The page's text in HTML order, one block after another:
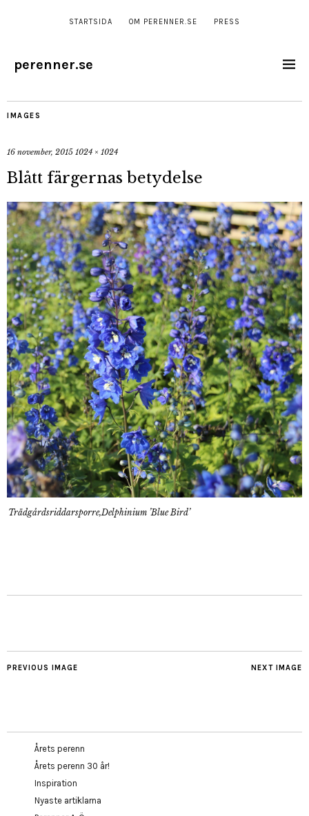
STARTSIDA OM PERENNER.SE PRESS
perenner.se
IMAGES
16 november, 2015 1024 × 1024
Blått färgernas betydelse
Trädgårdsriddarsporre,Delphinium ’Blue Bird’
NEXT IMAGE
PREVIOUS IMAGE
Årets perenn
Årets perenn 30 år!
Inspiration
Nyaste artiklarna